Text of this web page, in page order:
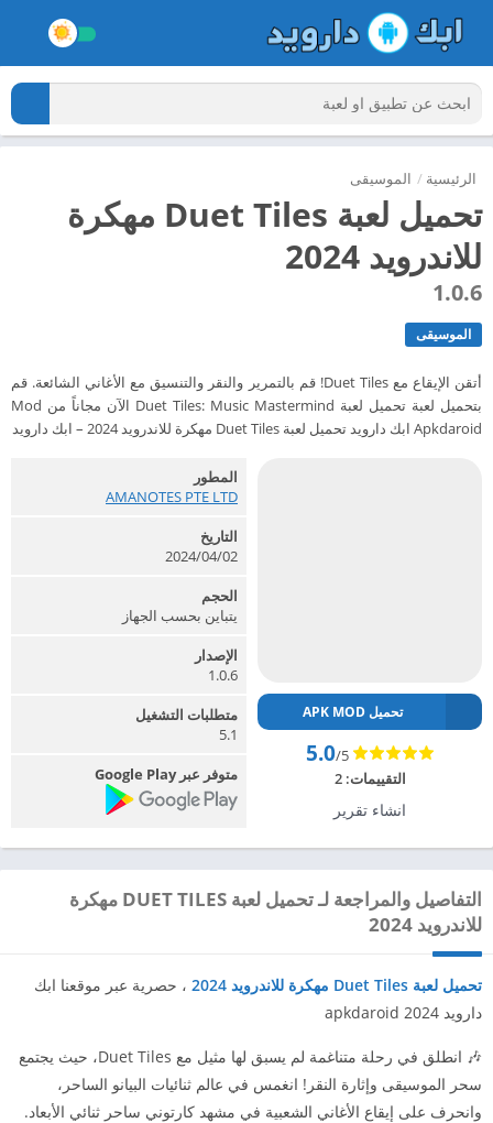
الرئيسية / الموسيقى
تحميل لعبة Duet Tiles مهكرة
للاندرويد 2024
1.0.6
الموسيقى
أتقن الإيقاع مع Duet Tiles! قم بالتمرير والنقر والتنسيق مع الأغاني الشائعة. قم
بتحميل لعبة تحميل لعبة Duet Tiles: Music Mastermind الآن مجاناً من Mod
Apkdaroid ابك دارويد تحميل لعبة Duet Tiles مهكرة للاندرويد 2024 – ابك دارويد
تحميل APK MOD
5.0/5
التقييمات:2
انشاء تقرير
المطور
AMANOTES PTE LTD‏
التاريخ
2024/04/02
الحجم
يتباين بحسب الجهاز
الإصدار
1.0.6
متطلبات التشغيل
5.1
متوفر عبر Google Play
التفاصيل والمراجعة لـ تحميل لعبة DUET TILES مهكرة
للاندرويد 2024
تحميل لعبة Duet Tiles مهكرة للاندرويد 2024
، حصرية عبر موقعنا ابك
دارويد 2024 apkdaroid
🎶 انطلق في رحلة متناغمة لم يسبق لها مثيل مع Duet Tiles، حيث يجتمع
سحر الموسيقى وإثارة النقر! انغمس في عالم ثنائيات البيانو الساحر،
وانحرف على إيقاع الأغاني الشعبية في مشهد كارتوني ساحر ثنائي الأبعاد.